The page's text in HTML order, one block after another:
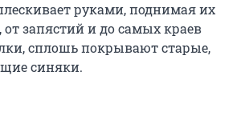
руками, поднимая их
от запястий и до самых краев
сплошь покрывают старые,
синяки.